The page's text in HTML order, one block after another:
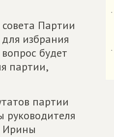
Партии
избрания
будет
партии,
партии
руководителя
Ирины
˙
˙